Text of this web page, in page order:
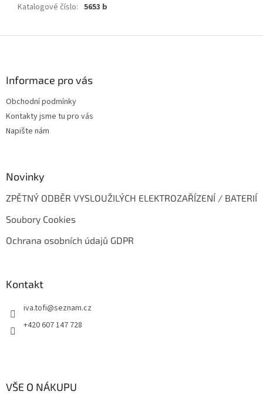
Katalogové číslo: 5653 b
Informace pro vás
Obchodní podmínky
Kontakty jsme tu pro vás
Napište nám
Novinky
ZPĚTNÝ ODBĚR VYSLOUŽILÝCH ELEKTROZAŘÍZENÍ / BATERIÍ
Soubory Cookies
Ochrana osobních údajů GDPR
Kontakt
iva.tofi@seznam.cz
+420 607 147 728
VŠE O NÁKUPU